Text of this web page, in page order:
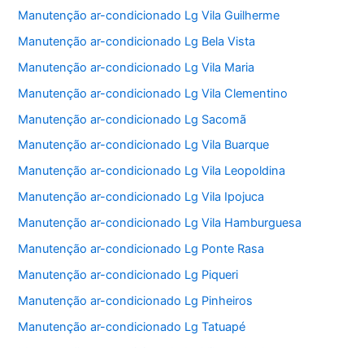
Manutenção ar-condicionado Lg Vila Guilherme
Manutenção ar-condicionado Lg Bela Vista
Manutenção ar-condicionado Lg Vila Maria
Manutenção ar-condicionado Lg Vila Clementino
Manutenção ar-condicionado Lg Sacomã
Manutenção ar-condicionado Lg Vila Buarque
Manutenção ar-condicionado Lg Vila Leopoldina
Manutenção ar-condicionado Lg Vila Ipojuca
Manutenção ar-condicionado Lg Vila Hamburguesa
Manutenção ar-condicionado Lg Ponte Rasa
Manutenção ar-condicionado Lg Piqueri
Manutenção ar-condicionado Lg Pinheiros
Manutenção ar-condicionado Lg Tatuapé